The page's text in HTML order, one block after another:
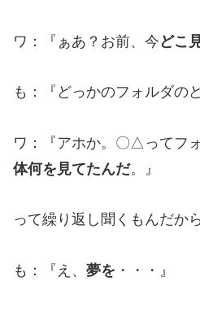
ワ：『ぁあ？お前、今 どこ
も：『どっかのフォルダの
ワ：『アホか。〇△ってフ
体何を見てたんだ。』
って繰り返し聞くもんだか
も：『え、 夢を ・・・』